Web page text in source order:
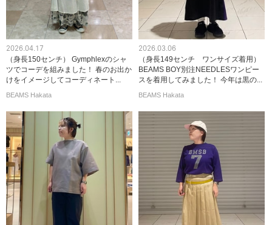
2026.04.17
（身長150センチ） Gymphlexのシャ
ツでコーデを組みました！ 春のお出か
けをイメージしてコーディネート...
BEAMS Hakata
2026.03.06
（身長149センチ ワンサイズ着用）
BEAMS BOY別注NEEDLESワンピー
スを着用してみました！ 今年は黒の...
BEAMS Hakata